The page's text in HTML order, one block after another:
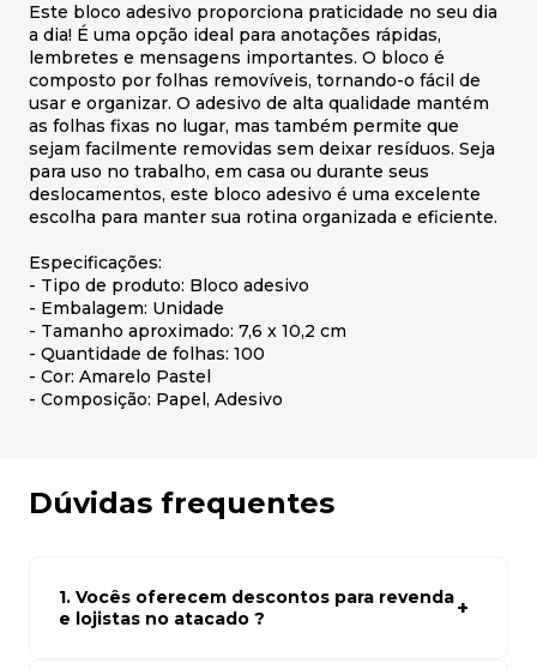
Este bloco adesivo proporciona praticidade no seu dia
a dia! É uma opção ideal para anotações rápidas,
lembretes e mensagens importantes. O bloco é
composto por folhas removíveis, tornando-o fácil de
usar e organizar. O adesivo de alta qualidade mantém
as folhas fixas no lugar, mas também permite que
sejam facilmente removidas sem deixar resíduos. Seja
para uso no trabalho, em casa ou durante seus
deslocamentos, este bloco adesivo é uma excelente
escolha para manter sua rotina organizada e eficiente.
Especificações:
- Tipo de produto: Bloco adesivo
- Embalagem: Unidade
- Tamanho aproximado: 7,6 x 10,2 cm
- Quantidade de folhas: 100
- Cor: Amarelo Pastel
- Composição: Papel, Adesivo
Dúvidas frequentes
1. Vocês oferecem descontos para revenda
e lojistas no atacado ?